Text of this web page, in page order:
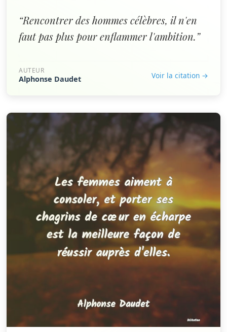
“Rencontrer des hommes célèbres, il n'en
faut pas plus pour enflammer l'ambition.”
AUTEUR
Alphonse Daudet Voir la citation →